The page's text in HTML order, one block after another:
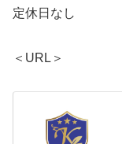
定休日なし
＜URL＞